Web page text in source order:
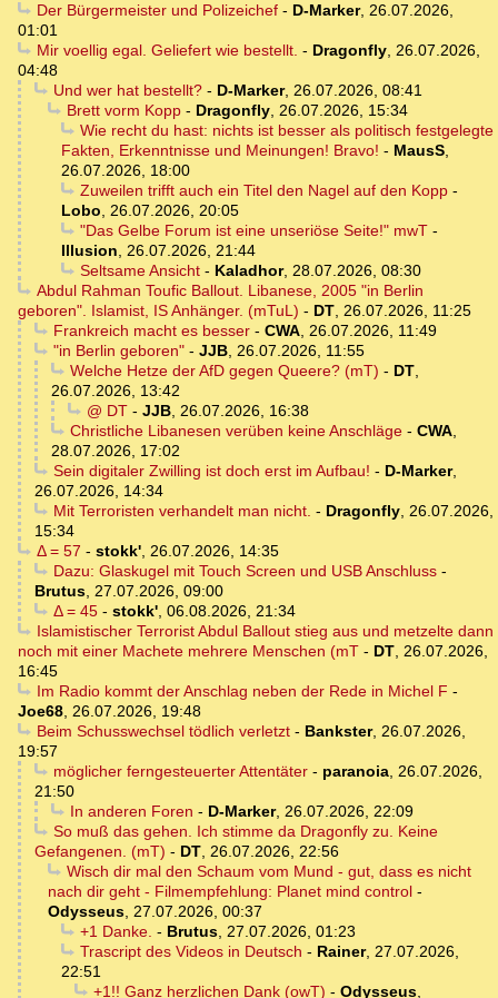
Der Bürgermeister und Polizeichef- D-Marker, 26.07.2026,
01:01
Mir voellig egal. Geliefert wie bestellt. - Dragonfly, 26.07.2026,
04:48
Und wer hat bestellt?- D-Marker, 26.07.2026, 08:41
Brett vorm Kopp- Dragonfly, 26.07.2026, 15:34
Wie recht du hast: nichts ist besser als politisch festgelegte
Fakten, Erkenntnisse und Meinungen! Bravo! - MausS,
26.07.2026, 18:00
Zuweilen trifft auch ein Titel den Nagel auf den Kopp-
Lobo, 26.07.2026, 20:05
"Das Gelbe Forum ist eine unseriöse Seite!" mwT-
Illusion, 26.07.2026, 21:44
Seltsame Ansicht- Kaladhor, 28.07.2026, 08:30
Abdul Rahman Toufic Ballout. Libanese, 2005 "in Berlin
geboren". Islamist, IS Anhänger. (mTuL) - DT, 26.07.2026, 11:25
Frankreich macht es besser- CWA, 26.07.2026, 11:49
"in Berlin geboren"- JJB, 26.07.2026, 11:55
Welche Hetze der AfD gegen Queere? (mT) - DT,
26.07.2026, 13:42
@ DT- JJB, 26.07.2026, 16:38
Christliche Libanesen verüben keine Anschläge- CWA,
28.07.2026, 17:02
Sein digitaler Zwilling ist doch erst im Aufbau! - D-Marker,
26.07.2026, 14:34
Mit Terroristen verhandelt man nicht. - Dragonfly, 26.07.2026,
15:34
Δ = 57 - stokk', 26.07.2026, 14:35
Dazu: Glaskugel mit Touch Screen und USB Anschluss-
Brutus, 27.07.2026, 09:00
Δ = 45- stokk', 06.08.2026, 21:34
Islamistischer Terrorist Abdul Ballout stieg aus und metzelte dann
noch mit einer Machete mehrere Menschen (mT - DT, 26.07.2026,
16:45
Im Radio kommt der Anschlag neben der Rede in Michel F -
Joe68, 26.07.2026, 19:48
Beim Schusswechsel tödlich verletzt- Bankster, 26.07.2026,
19:57
möglicher ferngesteuerter Attentäter- paranoia, 26.07.2026,
21:50
In anderen Foren - D-Marker, 26.07.2026, 22:09
So muß das gehen. Ich stimme da Dragonfly zu. Keine
Gefangenen. (mT) - DT, 26.07.2026, 22:56
Wisch dir mal den Schaum vom Mund - gut, dass es nicht
nach dir geht - Filmempfehlung: Planet mind control -
Odysseus, 27.07.2026, 00:37
+1 Danke. - Brutus, 27.07.2026, 01:23
Trascript des Videos in Deutsch - Rainer, 27.07.2026,
22:51
+1!! Ganz herzlichen Dank (owT) - Odysseus,